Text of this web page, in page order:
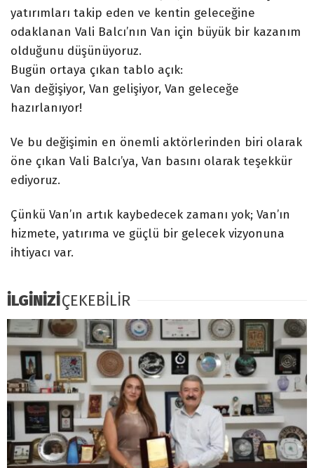
yatırımları takip eden ve kentin geleceğine
odaklanan Vali Balcı’nın Van için büyük bir kazanım
olduğunu düşünüyoruz.
Bugün ortaya çıkan tablo açık:
Van değişiyor, Van gelişiyor, Van geleceğe
hazırlanıyor!
Ve bu değişimin en önemli aktörlerinden biri olarak
öne çıkan Vali Balcı’ya, Van basını olarak teşekkür
ediyoruz.
Çünkü Van’ın artık kaybedecek zamanı yok; Van’ın
hizmete, yatırıma ve güçlü bir gelecek vizyonuna
ihtiyacı var.
İLGİNİZİÇEKEBİLİR